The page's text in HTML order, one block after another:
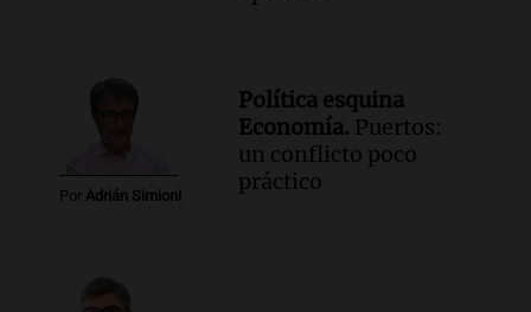
Por Adrián Simioni
Política esquina
Economía. Puertos:
un conflicto poco
práctico